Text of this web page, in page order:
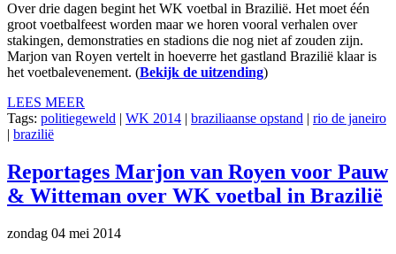
Over drie dagen begint het WK voetbal in Brazilië. Het moet één
groot voetbalfeest worden maar we horen vooral verhalen over
stakingen, demonstraties en stadions die nog niet af zouden zijn.
Marjon van Royen vertelt in hoeverre het gastland Brazilië klaar is
het voetbalevenement. (Bekijk de uitzending)
LEES MEER
Tags: politiegeweld | WK 2014 | braziliaanse opstand | rio de janeiro
| brazilië
Reportages Marjon van Royen voor Pauw
& Witteman over WK voetbal in Brazilië
zondag 04 mei 2014